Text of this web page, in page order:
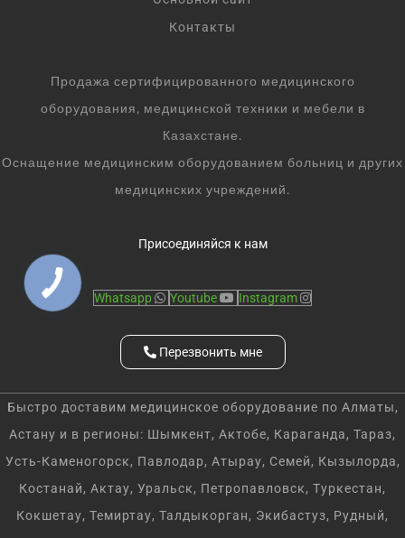
Контакты
Продажа сертифицированного медицинского
оборудования, медицинской техники и мебели в
Казахстане.
Оснащение медицинским оборудованием больниц и других
медицинских учреждений.
Присоединяйся к нам
Whatsapp Youtube Instagram
Перезвонить мне
Быстро доставим медицинское оборудование по Алматы,
Астану и в регионы: Шымкент, Актобе, Караганда, Тараз,
Усть-Каменогорск, Павлодар, Атырау, Семей, Кызылорда,
Костанай, Актау, Уральск, Петропавловск, Туркестан,
Кокшетау, Темиртау, Талдыкорган, Экибастуз, Рудный,